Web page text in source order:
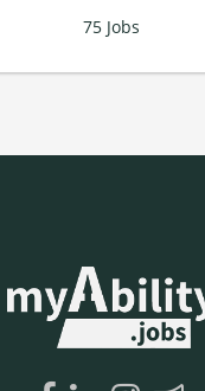
75 Jobs